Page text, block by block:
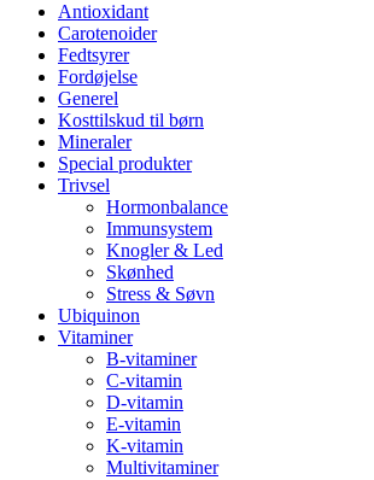
Antioxidant
Carotenoider
Fedtsyrer
Fordøjelse
Generel
Kosttilskud til børn
Mineraler
Special produkter
Trivsel
Hormonbalance
Immunsystem
Knogler & Led
Skønhed
Stress & Søvn
Ubiquinon
Vitaminer
B-vitaminer
C-vitamin
D-vitamin
E-vitamin
K-vitamin
Multivitaminer